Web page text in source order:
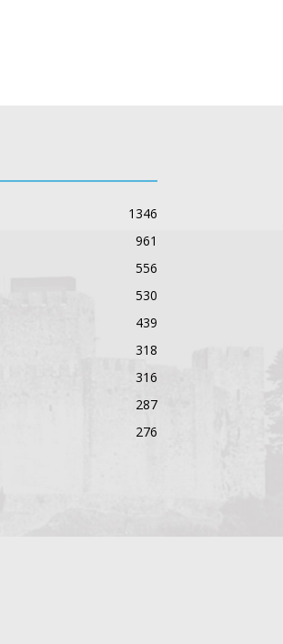
1346
961
556
530
439
318
316
287
276